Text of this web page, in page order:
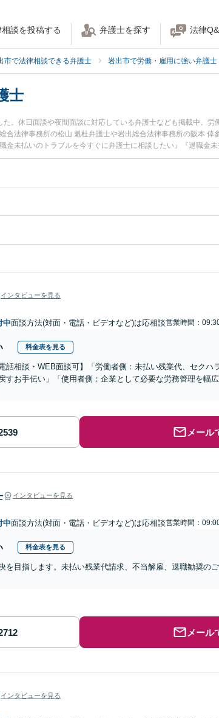
談を投稿する 弁護士を探す 法律
市で法律相談できる弁護士 岩出市で労働・雇用に強い弁護士
士
。休日面談や夜間面談に対応している弁護士なども掲載中。
法律事務所の松山 魁杜弁護士や岩出総合法律事務所の阪本 倖
金未払いのトラブルを今すぐに弁護士に相談したい』『退職金
出市内の弁護士に相談予約したい』などでお困りの相談者さん
インタビューを見る
中面談方法(対面・電話・ビデオなど)は応相談営業時間：
料金表を見る
話相談・WEB面談可】「労働者側：未払い残業代、セク
すお手伝い」「使用者側：企業として必要な労務管理を幅
メール
インタビューを見る
中面談方法(対面・電話・ビデオなど)は応相談営業時間：
料金表を見る
を目指します。未払い残業代請求、不当解雇、退職勧奨の
メール
インタビューを見る